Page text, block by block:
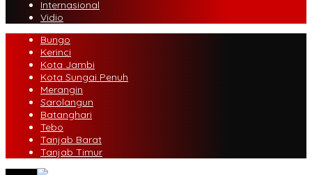
Internasional
Vidio
Bungo
Kerinci
Kota Jambi
Kota Sungai Penuh
Merangin
Sarolangun
Batanghari
Tebo
Tanjab Barat
Tanjab Timur